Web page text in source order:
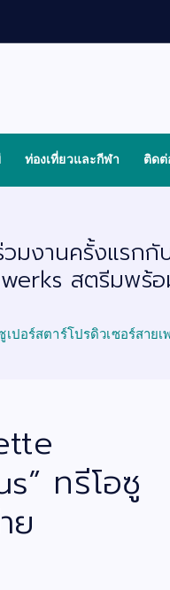
ท่องเที่ยวและกีฬา ติดต่
งานครั้งแรกกั
สตรีมพร้
เปอร์สตาร์โปรดิวเซอร์ส
ทรีโอซู
ย